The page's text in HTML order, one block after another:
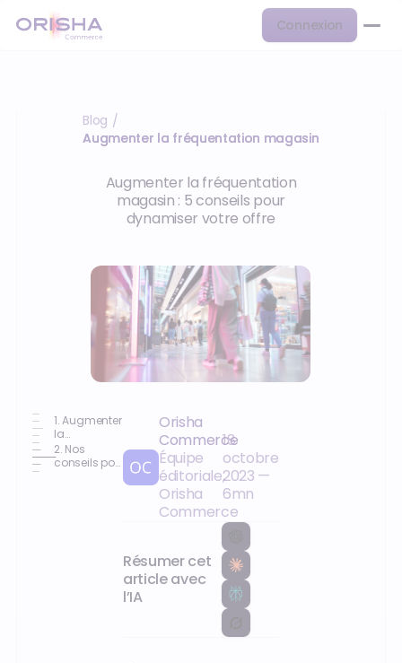
Connexion
Blog /
Augmenter la fréquentation magasin
Augmenter la fréquentation
magasin : 5 conseils pour
dynamiser votre offre
1. Augmenter
la
fréquentation
magasin :
pourquoi
2. Nos
conseils pour
Orisha
Commerce
Équipe
éditoriale,
Orisha
Commerce
18
octobre
2023 —
6mn
Résumer cet
article avec
l’IA